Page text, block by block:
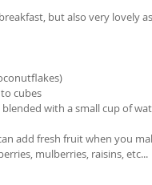
but also very lovely
cubes
with a small cup of
add fresh fruit when you
mulberries, raisins, etc...